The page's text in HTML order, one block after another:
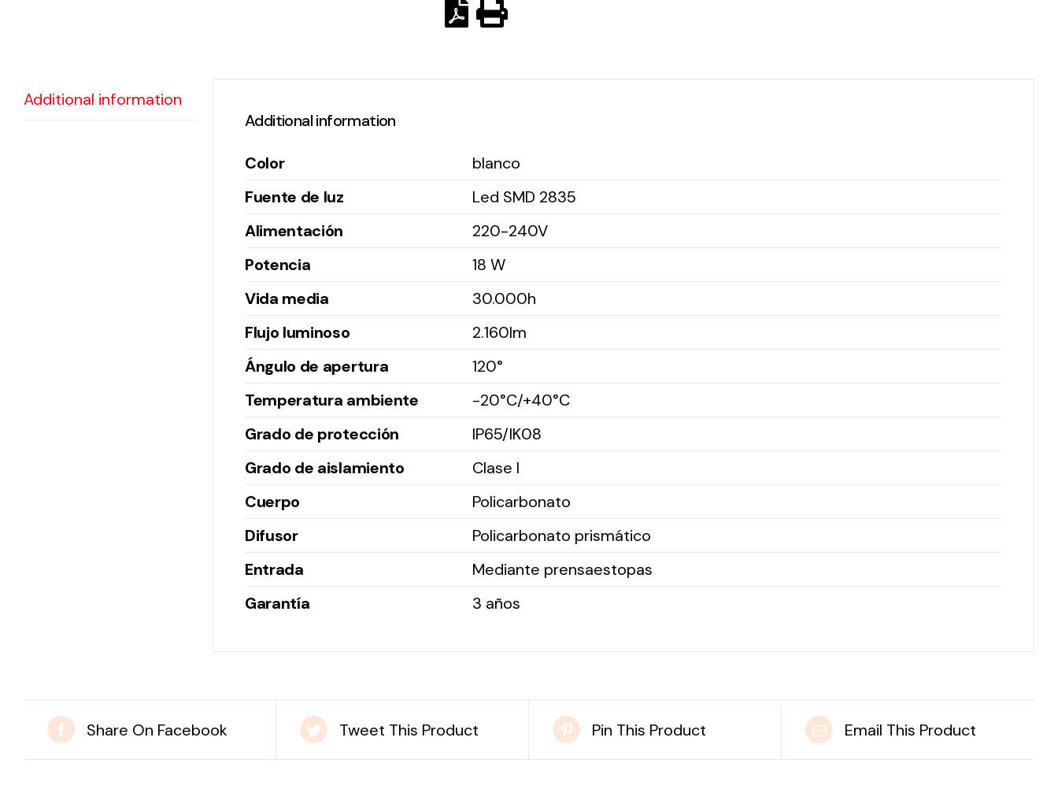
Additional information
Additional information
Color
blanco
Fuente de luz
Led SMD 2835
Alimentación
220-240V
Potencia
18 W
Vida media
30.000h
Flujo luminoso
2.160lm
Ángulo de apertura
120°
Temperatura ambiente
-20°C/+40°C
Grado de protección
IP65/IK08
Grado de aislamiento
Clase I
Cuerpo
Policarbonato
Difusor
Policarbonato prismático
Entrada
Mediante prensaestopas
Garantía
3 años
Share On Facebook Tweet This Product Pin This Product Email This Product